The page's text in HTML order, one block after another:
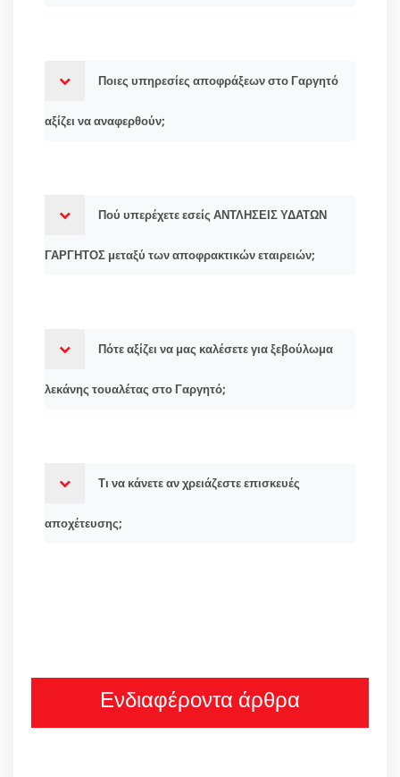
Ποιες υπηρεσίες αποφράξεων στο Γαργητό
αξίζει να αναφερθούν;
Πού υπερέχετε εσείς ΑΝΤΛΗΣΕΙΣ ΥΔΑΤΩΝ
ΓΑΡΓΗΤΟΣ μεταξύ των αποφρακτικών εταιρειών;
Πότε αξίζει να μας καλέσετε για ξεβούλωμα
λεκάνης τουαλέτας στο Γαργητό;
Τι να κάνετε αν χρειάζεστε επισκευές
αποχέτευσης;
Ενδιαφέροντα άρθρα